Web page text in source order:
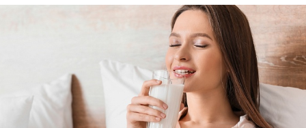
БИЗНЕС